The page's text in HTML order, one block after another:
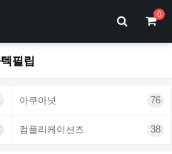
0
필립
아쿠아넛 76
컴플리케이션즈 38